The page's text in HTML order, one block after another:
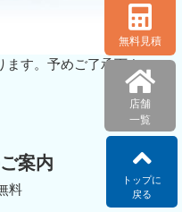
ます。予めご了承下さ
案内
料
無料見積
店舗
一覧
トップに
戻る